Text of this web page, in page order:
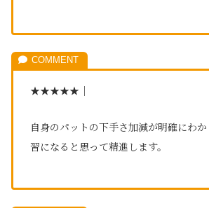
★★★★★｜
自身のパットの下手さ加減が明確にわ
習になると思って精進します。